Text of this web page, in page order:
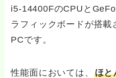
i5-14400FのCPUと
ラフィックボードが搭
PCです。
性能面においては、 ほと